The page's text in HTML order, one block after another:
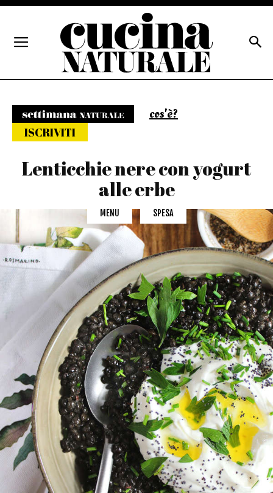
cos'è?
ISCRIVITI
Lenticchie nere con yogurt
alle erbe
MENU SPESA